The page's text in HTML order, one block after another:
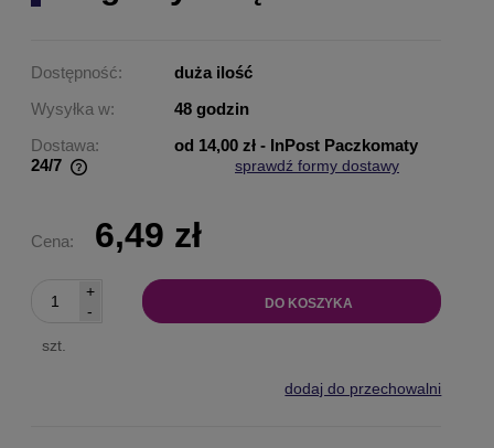
Dostępność:
duża ilość
Wysyłka w:
48 godzin
Dostawa:
od 14,00 zł - InPost Paczkomaty
24/7
sprawdź formy dostawy
Cena: 6,49 zł
-
+
szt.
DO KOSZYKA
dodaj do przechowalni